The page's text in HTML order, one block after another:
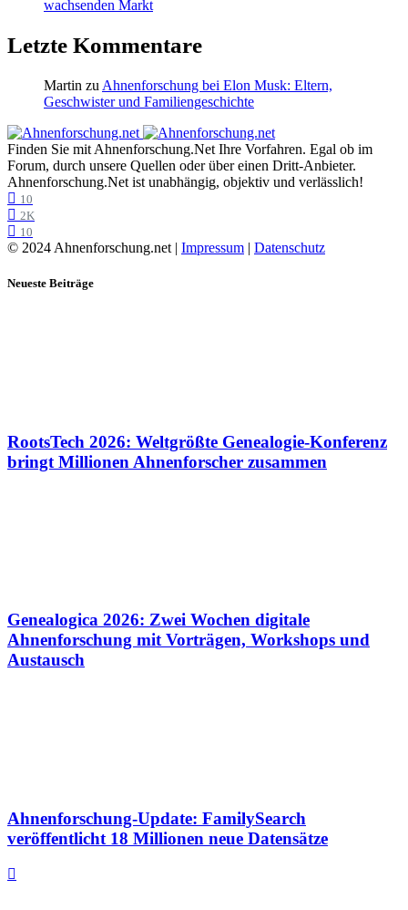
wachsenden Markt
Letzte Kommentare
Martin zu Ahnenforschung bei Elon Musk: Eltern,
Geschwister und Familiengeschichte
Finden Sie mit Ahnenforschung.Net Ihre Vorfahren. Egal ob im
Forum, durch unsere Quellen oder über einen Dritt-Anbieter.
Ahnenforschung.Net ist unabhängig, objektiv und verlässlich!
10
2K
10
© 2024 Ahnenforschung.net | Impressum | Datenschutz
Neueste Beiträge
RootsTech 2026: Weltgrößte Genealogie-Konferenz
bringt Millionen Ahnenforscher zusammen
Genealogica 2026: Zwei Wochen digitale
Ahnenforschung mit Vorträgen, Workshops und
Austausch
Ahnenforschung-Update: FamilySearch
veröffentlicht 18 Millionen neue Datensätze